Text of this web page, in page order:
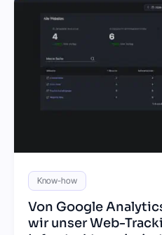
Know-how
Von Google
wir unser Web-